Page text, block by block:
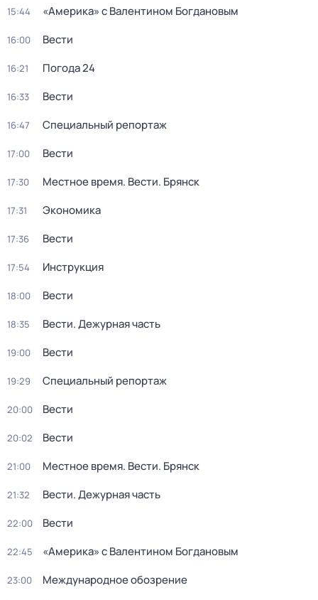
15:44 «Америка» с Валентином Богдановым
16:00 Вести
16:21 Погода 24
16:33 Вести
16:47 Специальный репортаж
17:00 Вести
17:30 Местное время. Вести. Брянск
17:31 Экономика
17:36 Вести
17:54 Инструкция
18:00 Вести
18:35 Вести. Дежурная часть
19:00 Вести
19:29 Специальный репортаж
20:00 Вести
20:02 Вести
21:00 Местное время. Вести. Брянск
21:32 Вести. Дежурная часть
22:00 Вести
22:45 «Америка» с Валентином Богдановым
23:00 Международное обозрение